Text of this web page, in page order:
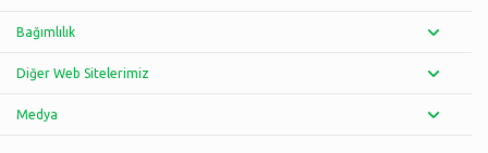
Bağımlılık
Diğer Web Sitelerimiz
Medya